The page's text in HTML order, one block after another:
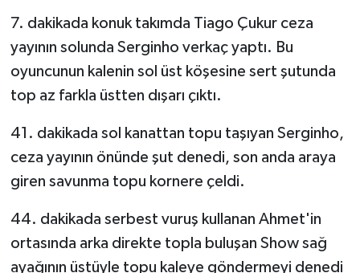
7. dakikada konuk takımda Tiago Çukur ceza
yayının solunda Serginho verkaç yaptı. Bu
oyuncunun kalenin sol üst köşesine sert şutunda
top az farkla üstten dışarı çıktı.
41. dakikada sol kanattan topu taşıyan Serginho,
ceza yayının önünde şut denedi, son anda araya
giren savunma topu kornere çeldi.
44. dakikada serbest vuruş kullanan Ahmet'in
ortasında arka direkte topla buluşan Show sağ
ayağının üstüyle topu kaleye göndermeyi denedi